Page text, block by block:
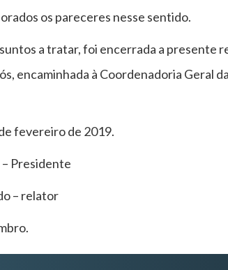
os pareceres nesse sentido.
a tratar, foi encerrada a presente
encaminhada à Coordenadoria Geral
fevereiro de 2019.
Presidente
– relator